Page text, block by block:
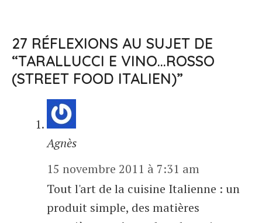
27 RÉFLEXIONS AU SUJET DE
“TARALLUCCI E VINO…ROSSO
(STREET FOOD ITALIEN)”
Agnès
15 novembre 2011 à 7:31 am
Tout l'art de la cuisine Italienne : un
produit simple, des matières